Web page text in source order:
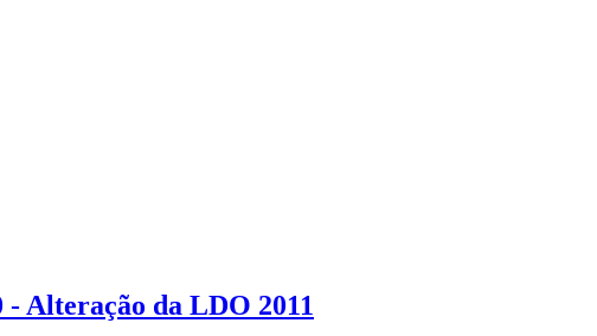
- Alteração da LDO 2011